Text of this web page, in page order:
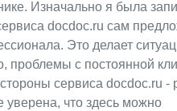
Изначально я была
docdoc.ru сам
Это делает
проблемы с постоянной
сервиса docdoc.ru -
что здесь можно